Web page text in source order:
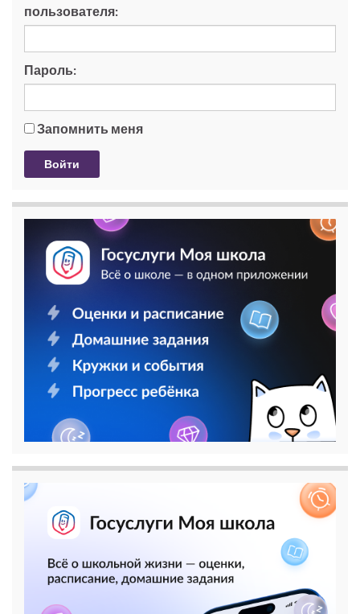
пользователя:
Пароль:
Запомнить меня
Войти